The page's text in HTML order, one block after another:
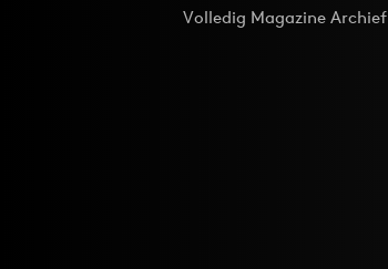
Volledig Magazine Archief